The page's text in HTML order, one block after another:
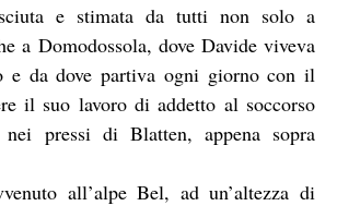
e stimata da tutti non solo a
a Domodossola, dove Davide viveva
e da dove partiva ogni giorno con il
il suo lavoro di addetto al soccorso
pressi di Blatten, appena sopra
all’alpe Bel, ad un’altezza di